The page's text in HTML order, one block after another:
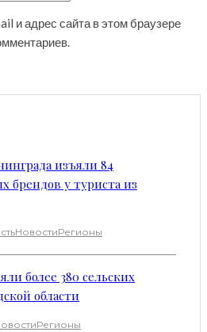
и адрес сайта в этом браузере
изъяли 84
брендов у туриста из
НовостиРегионы
более 380 сельских
области
Регионы